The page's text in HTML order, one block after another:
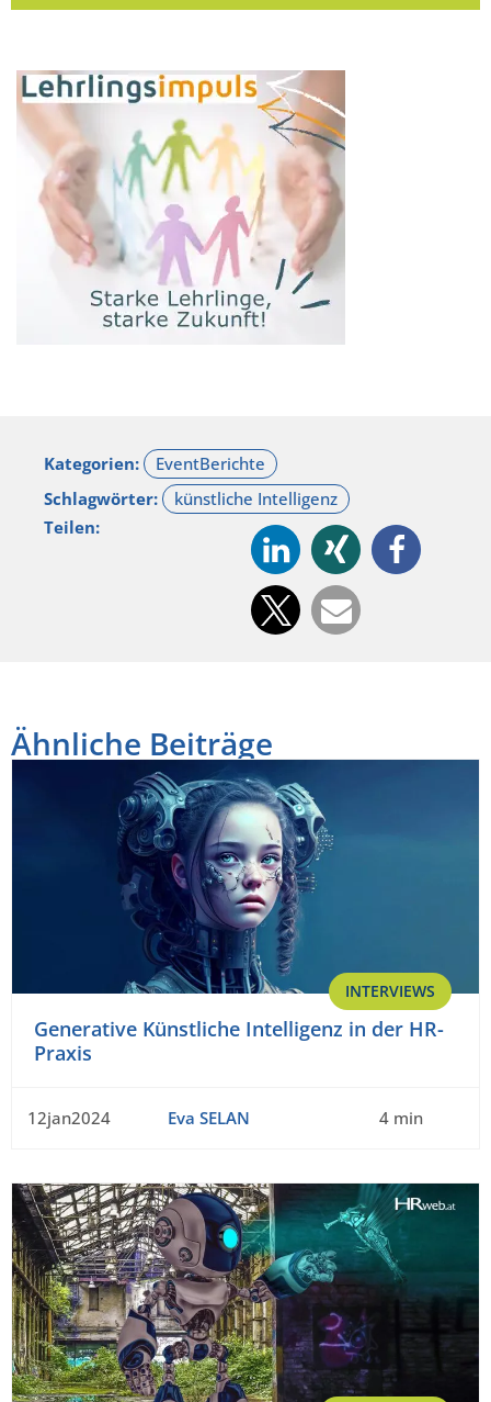
Kategorien:
Schlagwörter:
Teilen:
Ähnliche Beiträge
INTERVIEWS
Generative Künstliche Intelligenz in der HR-
Praxis
12jan2024 Eva SELAN 4 min